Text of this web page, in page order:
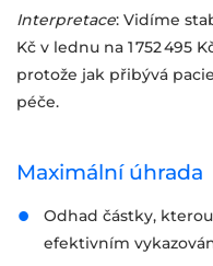
Interpretace: Vidíme
Kč v lednu na 1 752 495
protože jak přibývá
péče.
Maximální úhrada
Odhad částky,
efektivním